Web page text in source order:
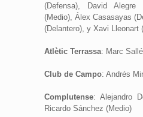
(Defensa), David
(Medio), Álex Casasayas
(Delantero), y Xavi Lleonart
Atlètic Terrassa: Marc
Club de Campo: Andrés Mir
Complutense: Alejandro
Ricardo Sánchez (Medio)